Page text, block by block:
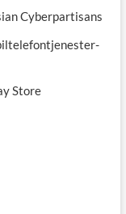
Cyberpartisans
Store